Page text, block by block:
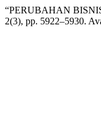
“PERUBAHAN
2(3), pp. 5922–5930.